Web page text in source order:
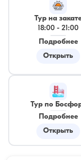
Тур на
18:00 -21:00
Подробнее
Открыть
Тур по
Подробнее
Открыть